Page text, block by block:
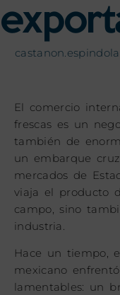
castanon.espindola
El comercio
frescas es un
también de
un embarque
mercados de
viaja el producto
campo, sino
industria.
Hace un tiempo,
mexicano
lamentables: un